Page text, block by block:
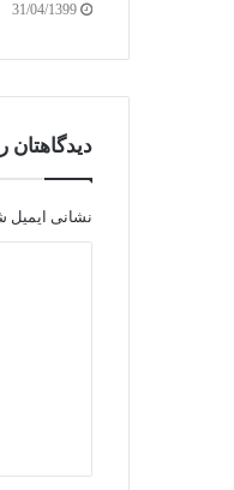
31/04/1399
دیدگاهتان
نشانی ایمیل